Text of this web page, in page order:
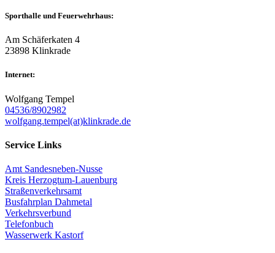
Sporthalle und Feuerwehrhaus:
Am Schäferkaten 4
23898 Klinkrade
Internet:
Wolfgang Tempel
04536/8902982
wolfgang.tempel(at)klinkrade.de
Service Links
Amt Sandesneben-Nusse
Kreis Herzogtum-Lauenburg
Straßenverkehrsamt
Busfahrplan Dahmetal
Verkehrsverbund
Telefonbuch
Wasserwerk Kastorf